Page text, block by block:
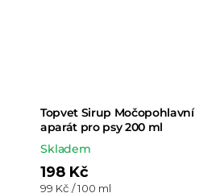
Topvet Sirup Močopohlavní
aparát pro psy 200 ml
Skladem
198 Kč
Měrná
99 Kč / 100 ml